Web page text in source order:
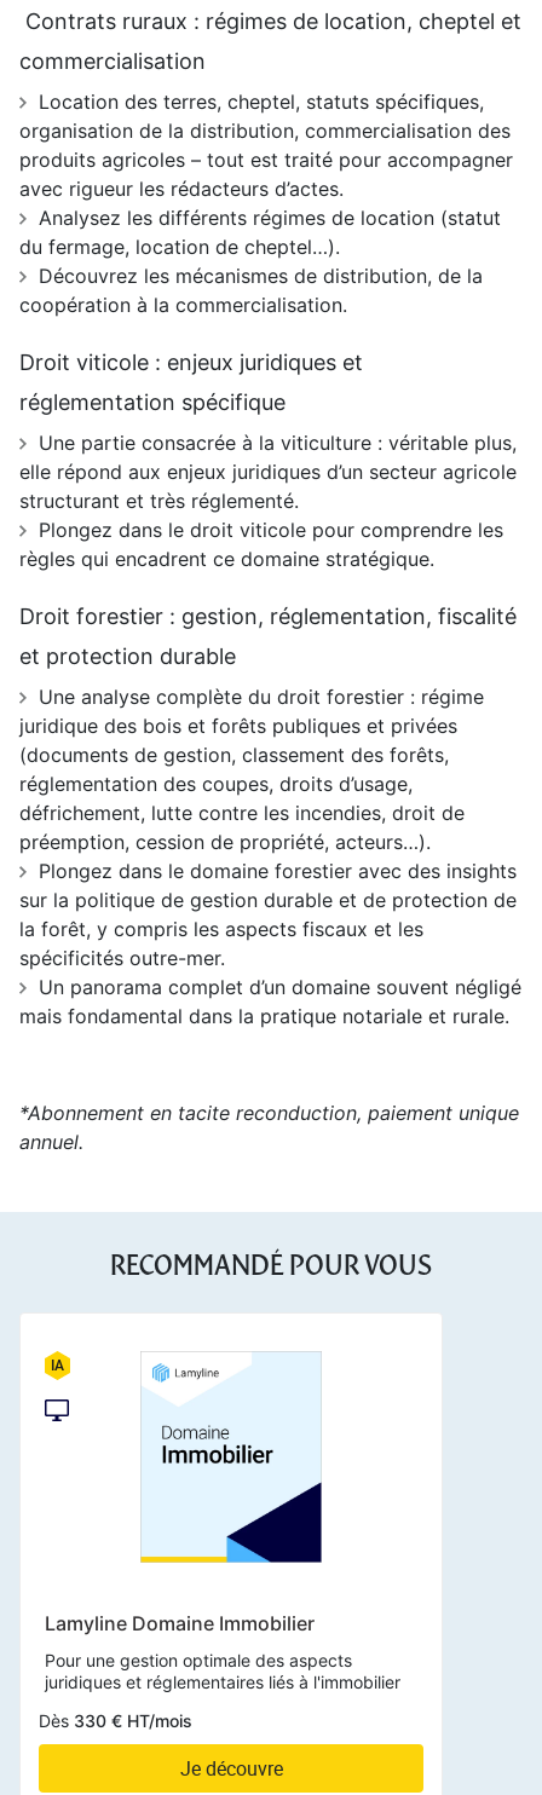
Contrats ruraux : régimes de location, cheptel et
commercialisation
Location des terres, cheptel, statuts spécifiques,
organisation de la distribution, commercialisation des
produits agricoles – tout est traité pour accompagner
avec rigueur les rédacteurs d’actes.
Analysez les différents régimes de location (statut
du fermage, location de cheptel…).
Découvrez les mécanismes de distribution, de la
coopération à la commercialisation.
Droit viticole : enjeux juridiques et
réglementation spécifique
Une partie consacrée à la viticulture : véritable plus,
elle répond aux enjeux juridiques d’un secteur agricole
structurant et très réglementé.
Plongez dans le droit viticole pour comprendre les
règles qui encadrent ce domaine stratégique.
Droit forestier : gestion, réglementation, fiscalité
et protection durable
Une analyse complète du droit forestier : régime
juridique des bois et forêts publiques et privées
(documents de gestion, classement des forêts,
réglementation des coupes, droits d’usage,
défrichement, lutte contre les incendies, droit de
préemption, cession de propriété, acteurs…).
Plongez dans le domaine forestier avec des insights
sur la politique de gestion durable et de protection de
la forêt, y compris les aspects fiscaux et les
spécificités outre-mer.
Un panorama complet d’un domaine souvent négligé
mais fondamental dans la pratique notariale et rurale.
*Abonnement en tacite reconduction, paiement unique
annuel.
RECOMMANDÉ POUR VOUS
Lamyline Domaine Immobilier
Pour une gestion optimale des aspects
juridiques et réglementaires liés à l'immobilier
Dès 330 € HT/mois
Je découvre